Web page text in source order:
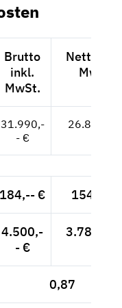
Brutto
inkl.
MwSt.
Netto
MwSt.
31.990,-
- €
26.882,--
184,-- € 154,62 €
4.500,-
- €
3.781,51
0,87